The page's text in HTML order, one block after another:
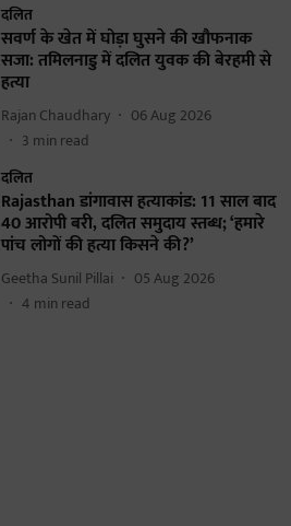
दलित
सवर्ण के खेत में घोड़ा घुसने की खौफनाक
सजा: तमिलनाडु में दलित युवक की बेरहमी से
हत्या
Rajan Chaudhary
06 Aug 2026
3 min read
दलित
Rajasthan डांगावास हत्याकांड: 11 साल बाद
40 आरोपी बरी, दलित समुदाय स्तब्ध; ‘हमारे
पांच लोगों की हत्या किसने की?’
Geetha Sunil Pillai
05 Aug 2026
4 min read